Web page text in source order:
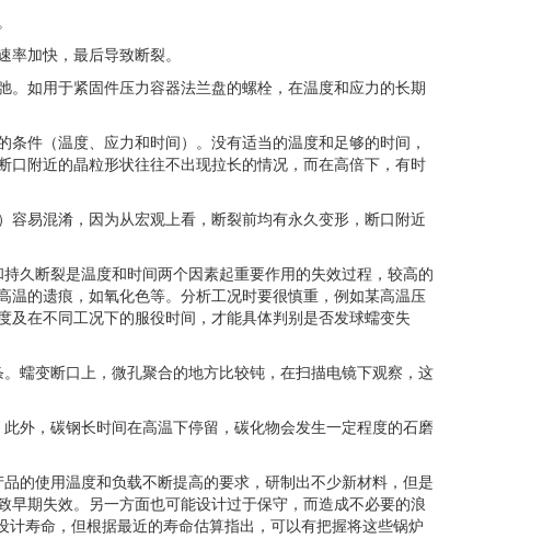
加快，最后导致断裂。
如用于紧固件压力容器法兰盘的螺栓，在温度和应力的长期
件（温度、应力和时间）。没有适当的温度和足够的时间，
附近的晶粒形状往往不出现拉长的情况，而在高倍下，有时
易混淆，因为从宏观上看，断裂前均有永久变形，断口附近
久断裂是温度和时间两个因素起重要作用的失效过程，较高的
的遗痕，如氧化色等。分析工况时要很慎重，例如某高温压
在不同工况下的服役时间，才能具体判别是否发球蠕变失
蠕变断口上，微孔聚合的地方比较钝，在扫描电镜下观察，这
外，碳钢长时间在高温下停留，碳化物会发生一定程度的石磨
的使用温度和负载不断提高的要求，研制出不少新材料，但是
期失效。另一方面也可能设计过于保守，而造成不必要的浪
寿命，但根据最近的寿命估算指出，可以有把握将这些锅炉